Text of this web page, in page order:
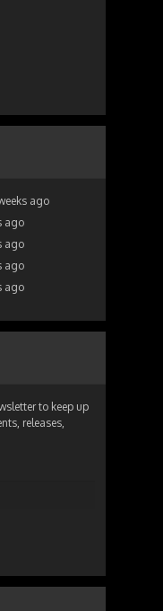
ago
ago
ago
ago
ago
to keep up
releases,